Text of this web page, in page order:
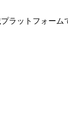
ラットフォー